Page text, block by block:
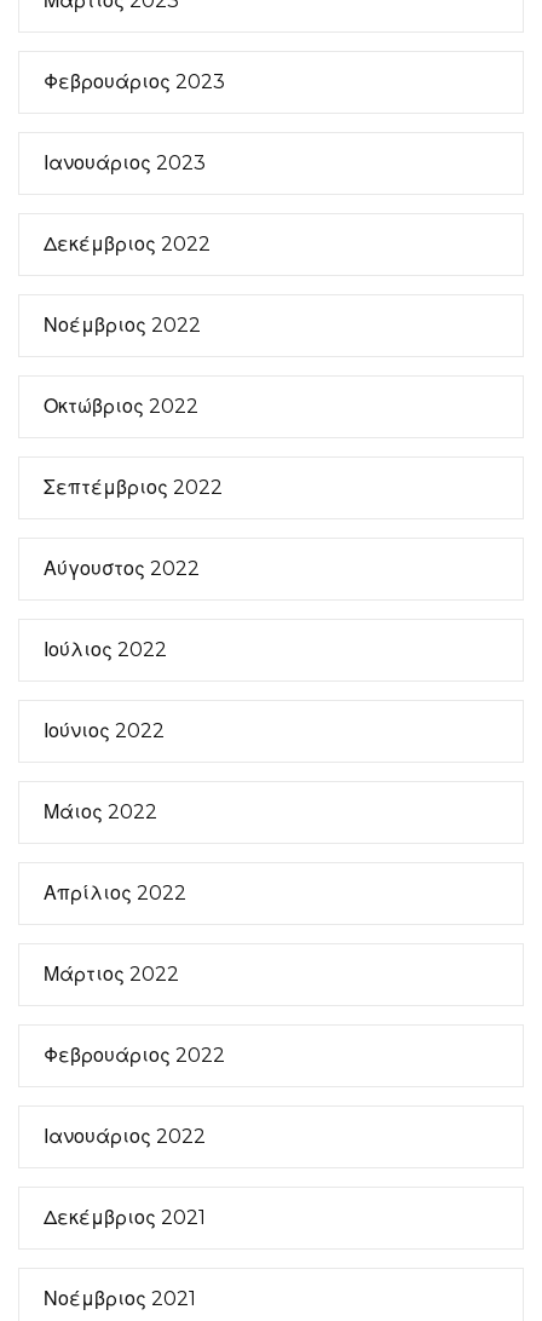
Φεβρουάριος 2023
Ιανουάριος 2023
Δεκέμβριος 2022
Νοέμβριος 2022
Οκτώβριος 2022
Σεπτέμβριος 2022
Αύγουστος 2022
Ιούλιος 2022
Ιούνιος 2022
Μάιος 2022
Απρίλιος 2022
Μάρτιος 2022
Φεβρουάριος 2022
Ιανουάριος 2022
Δεκέμβριος 2021
Νοέμβριος 2021